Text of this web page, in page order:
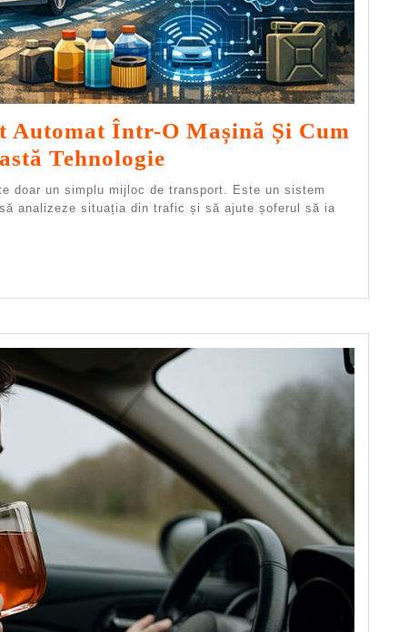
Automat Într-O Mașină Și Cum
Tehnologie
Inseamna
Pilot
O
Și
Cum
Funcționează
Această
Tehnologie
doar un simplu mijloc de transport. Este un sistem
analizeze situația din trafic și să ajute șoferul să ia